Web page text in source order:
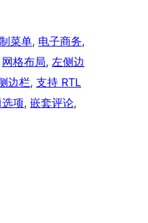
菜单, 电子商务
网格布局, 左侧边
边栏, 支持 RTL
项, 嵌套评论